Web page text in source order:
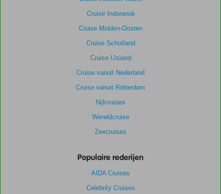
Cruise Indonesië
Cruise Midden-Oosten
Cruise Schotland
Cruise IJsland
Cruise vanuit Nederland
Cruise vanuit Rotterdam
Nijlcruises
Wereldcruise
Zeecruises
Populaire rederijen
AIDA Cruises
Celebrity Cruises